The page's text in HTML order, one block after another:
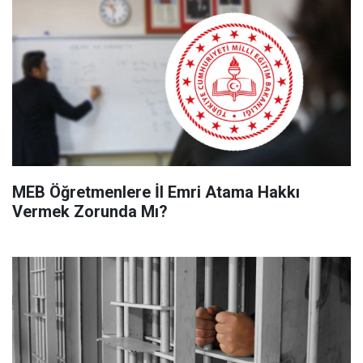
MEB Öğretmenlere İl Emri Atama Hakkı
Vermek Zorunda Mı?